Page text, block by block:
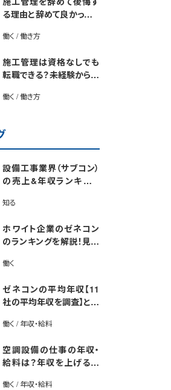
る理由と辞めて良かったと
い転職のコツをプロが解
働く / 働き方
施工管理は資格なしでも
転職できる？未経験から始
働く / 働き方
設備工事業界（サブコン）
の売上&年収ランキング
設備ジャンル別】今後の動
知る
ホワイト企業のゼネコン
のランキングを解説！見極
版】
働く
ゼネコンの平均年収【11
社の平均年収を調査】と年
P法も紹介
働く / 年収・給料
空調設備の仕事の年収・
給料は？年収を上げる方
働く / 年収・給料